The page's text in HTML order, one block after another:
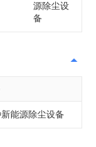
源除尘设
备
能源除尘设备